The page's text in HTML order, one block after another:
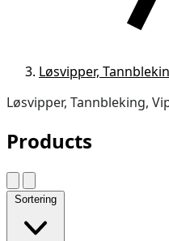
Løsvipper,
Løsvipper, Tannbleking,
Products
Sortering